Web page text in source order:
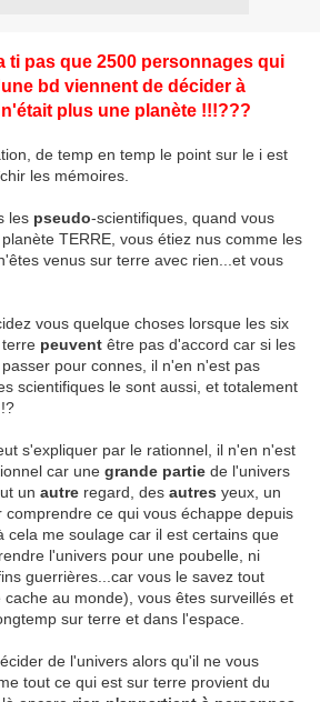
ti pas que 2500 personnages qui
bd viennent de décider à
plus une planète !!!???
de temp en temp le point sur le i est
les mémoires.
les pseudo-scientifiques, quand vous
TERRE, vous étiez nus comme les
venus sur terre avec rien...et vous
vous quelque choses lorsque les six
peuvent être pas d'accord car si les
pour connes, il n'en n'est pas
scientifiques le sont aussi, et totalement
s'expliquer par le rationnel, il n'en n'est
car une grande partie de l'univers
un autre regard, des autres yeux, un
comprendre ce qui vous échappe depuis
cela me soulage car il est certains que
l'univers pour une poubelle, ni
guerrières...car vous le savez tout
cache au monde), vous êtes surveillés et
sur terre et dans l'espace.
de l'univers alors qu'il ne vous
tout ce qui est sur terre provient du